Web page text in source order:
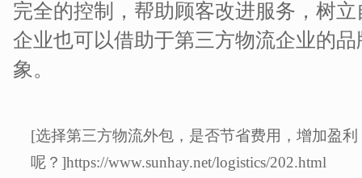
完全的控制，帮助顾客改进服务，树
企业也可以借助于第三方物流企业的
象。
[选择第三方物流外包，是否节省费用，增加盈
呢？]https://www.sunhay.net/logistics/202.html